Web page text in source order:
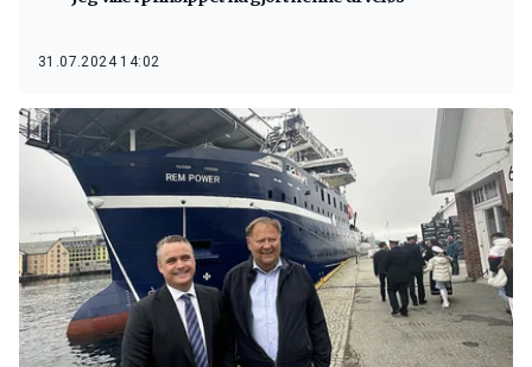
31.07.2024 14:02